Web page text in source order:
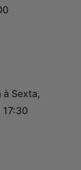
Sexta,
17:30